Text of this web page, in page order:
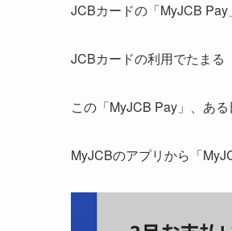
JCBカードの「MyJCB Pay
JCBカードの利用でたまる
この「MyJCB Pay」、あ
MyJCBのアプリから「